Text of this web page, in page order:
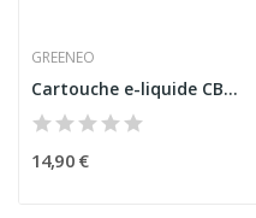
GREENEO
Cartouche e-liquide CBD 10% OG Kush - 2 pcs |...
14,90 €